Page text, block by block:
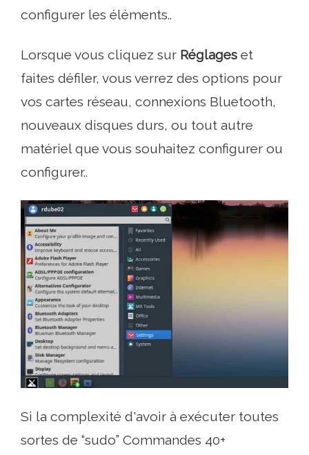
configurer les éléments..
Lorsque vous cliquez sur Réglages et
faites défiler, vous verrez des options pour
vos cartes réseau, connexions Bluetooth,
nouveaux disques durs, ou tout autre
matériel que vous souhaitez configurer ou
configurer..
Si la complexité d'avoir à exécuter toutes
sortes de “sudo” Commandes 40+